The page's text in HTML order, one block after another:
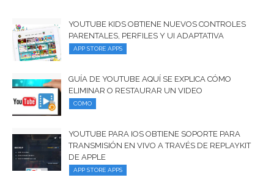
YOUTUBE KIDS OBTIENE NUEVOS CONTROLES
PARENTALES, PERFILES Y UI ADAPTATIVA
APP STORE APPS
GUÍA DE YOUTUBE AQUÍ SE EXPLICA CÓMO
ELIMINAR O RESTAURAR UN VIDEO
CÓMO
YOUTUBE PARA IOS OBTIENE SOPORTE PARA
TRANSMISIÓN EN VIVO A TRAVÉS DE REPLAYKIT
DE APPLE
APP STORE APPS